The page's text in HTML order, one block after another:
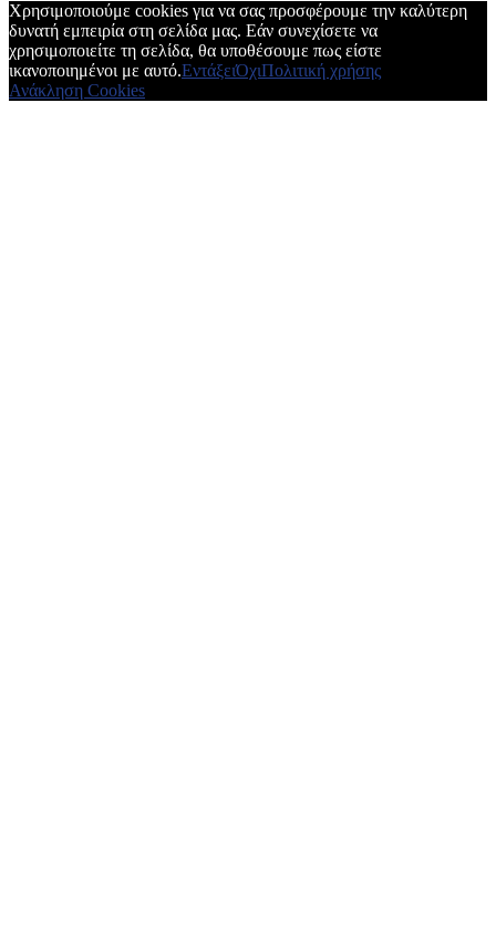
Χρησιμοποιούμε cookies για να σας προσφέρουμε την καλύτερη
δυνατή εμπειρία στη σελίδα μας. Εάν συνεχίσετε να
χρησιμοποιείτε τη σελίδα, θα υποθέσουμε πως είστε
ικανοποιημένοι με αυτό.ΕντάξειΌχιΠολιτική χρήσης
Ανάκληση Cookies